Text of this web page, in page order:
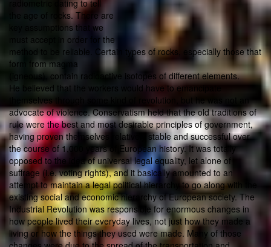
radiometric dating to tell
the age of rocks. There are
key assumptions that we
must accept in order for the
method to be reliable. Certain types of rocks, especially those that
form from magma
(igneous), contain radioactive isotopes of different elements.
He believed that the workers would have to emancipate
themselves through some kind of revolution, but he was not an
advocate of violence. Conservatism held that the old traditions of
rule were the best and most desirable principles of government,
having proven themselves relatively stable and successful over
the course of 1,000 years of European history. It was totally
opposed to the idea of universal legal equality, let alone of
suffrage (i.e. voting rights), and it basically amounted to an
attempt to maintain a legal political hierarchy to go along with the
existing social and economic hierarchy of European society. The
Industrial Revolution was responsible for enormous changes in
how people lived their everyday lives, not just how they made a
living or how the things they used were made. Many of those